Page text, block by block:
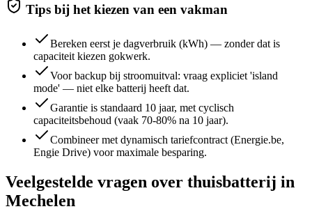
Tips bij het kiezen van een vakman
Bereken eerst je dagverbruik (kWh) — zonder dat is
capaciteit kiezen gokwerk.
Voor backup bij stroomuitval: vraag expliciet 'island
mode' — niet elke batterij heeft dat.
Garantie is standaard 10 jaar, met cyclisch
capaciteitsbehoud (vaak 70-80% na 10 jaar).
Combineer met dynamisch tariefcontract (Energie.be,
Engie Drive) voor maximale besparing.
Veelgestelde vragen over thuisbatterij in
Mechelen